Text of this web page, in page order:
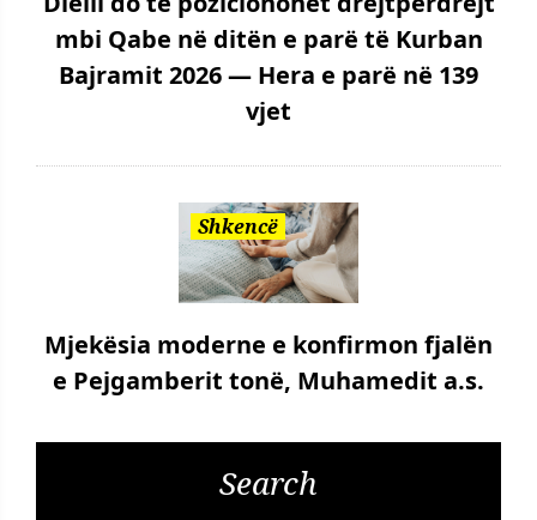
mbi Qabe në ditën e parë të Kurban
Bajramit 2026 — Hera e parë në 139
vjet
Shkencë
Mjekësia moderne e konfirmon fjalën
e Pejgamberit tonë, Muhamedit a.s.
Search